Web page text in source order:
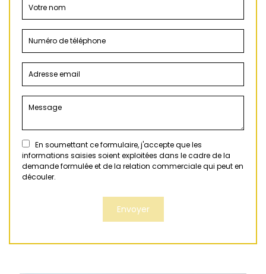
En soumettant ce formulaire, j'accepte que les
informations saisies soient exploitées dans le cadre de la
demande formulée et de la relation commerciale qui peut en
découler.